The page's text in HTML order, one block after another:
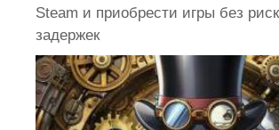
Steam и приобрести игры без
задержек